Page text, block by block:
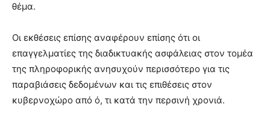
θέμα.
Οι εκθέσεις επίσης αναφέρουν επίσης ότι οι
επαγγελματίες της διαδικτυακής ασφάλειας στον τομέα
της πληροφορικής ανησυχούν περισσότερο για τις
παραβιάσεις δεδομένων και τις επιθέσεις στον
κυβερνοχώρο από ό, τι κατά την περσινή χρονιά.